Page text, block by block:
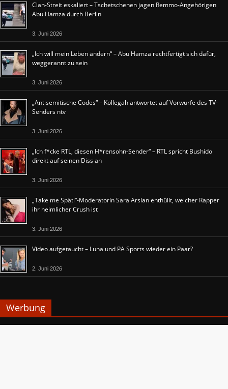
Clan-Streit eskaliert – Tschetschenen jagen Remmo-Angehörigen
Abu Hamza durch Berlin
3. Juni 2026
„Ich will mein Leben ändern“ – Abu Hamza rechtfertigt sich dafür,
weggerannt zu sein
3. Juni 2026
„Antisemitische Codes“ – Kollegah antwortet auf Vorwürfe des TV-
Senders ntv
3. Juni 2026
„Ich f*cke RTL, diesen H*rensohn-Sender“ – RTL spricht Bushido
direkt auf seinen Diss an
3. Juni 2026
„Take me Späti“-Moderatorin Sara Arslan enthüllt, welcher Rapper
ihr heimlicher Crush ist
3. Juni 2026
Video aufgetaucht – Luna und PA Sports wieder ein Paar?
2. Juni 2026
Werbung